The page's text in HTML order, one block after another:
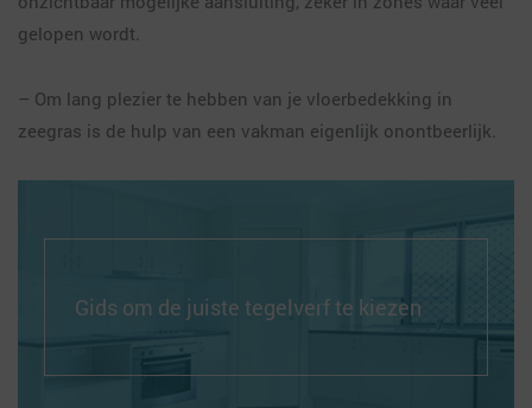
gelopen wordt.
– Om lang plezier te hebben van je vloerbedekking in
zeegras is de hulp van een vakman eigenlijk onontbeerlijk.
Gids om de juiste tegelverf te kiezen